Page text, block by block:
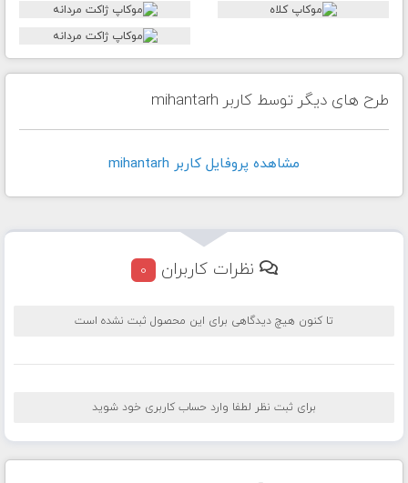
طرح های دیگر توسط کاربر mihantarh
مشاهده پروفايل کاربر mihantarh
نظرات کاربران 0
تا کنون هیچ دیدگاهی برای این محصول ثبت نشده است
برای ثبت نظر لطفا وارد حساب کاربری خود شوید